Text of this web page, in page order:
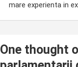
mare experienta in
One thought